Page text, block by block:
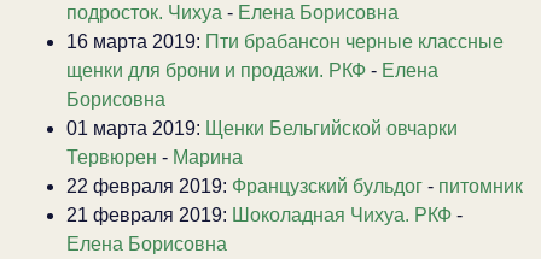
подросток. Чихуа - Елена Борисовна
16 марта 2019: Пти брабансон черные классные
щенки для брони и продажи. РКФ - Елена
Борисовна
01 марта 2019: Щенки Бельгийской овчарки
Тервюрен - Марина
22 февраля 2019: Французский бульдог - питомник
21 февраля 2019: Шоколадная Чихуа. РКФ -
Елена Борисовна